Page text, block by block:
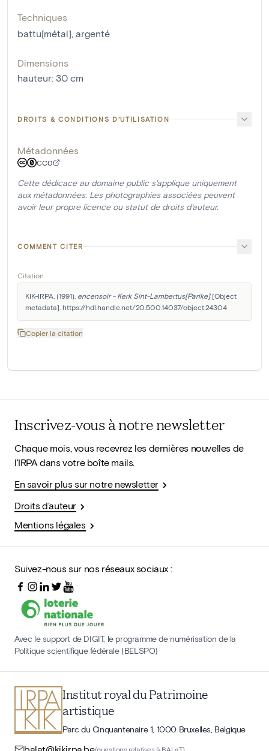
Techniques
battu[métal], argenté
Dimensions
hauteur: 30 cm
DROITS & CONDITIONS D'UTILISATION
Métadonnées
CC0
Cette dédicace au domaine public s'applique uniquement
aux métadonnées. Les photographies associées peuvent
avoir leur propre licence ou statut de droits d'auteur.
COMMENT CITER
Citation
KIK-IRPA. (1991). encensoir - Kerk Sint-Lambertus[Parike] [Object
metadata]. https://hdl.handle.net/20.500.14037/object.24304
Copier la citation
Inscrivez-vous à notre newsletter
Chaque mois, vous recevrez les dernières nouvelles de
l'IRPA dans votre boîte mails.
En savoir plus sur notre newsletter
Droits d'auteur
Mentions légales
Suivez-nous sur nos réseaux sociaux :
Avec le support de DIGIT, le programme de numérisation de la
Politique scientifique fédérale (BELSPO)
Institut royal du Patrimoine
artistique
Parc du Cinquantenaire 1, 1000 Bruxelles, Belgique
(questions relatives à BALaT)